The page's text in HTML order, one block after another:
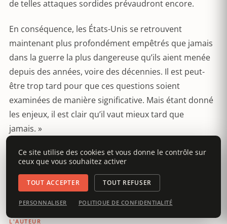
de telles attaques sordides prévaudront encore.
En conséquence, les États-Unis se retrouvent
maintenant plus profondément empêtrés que jamais
dans la guerre la plus dangereuse qu’ils aient menée
depuis des années, voire des décennies. Il est peut-
être trop tard pour que ces questions soient
examinées de manière significative. Mais étant donné
les enjeux, il est clair qu’il vaut mieux tard que
jamais. »
Glenn Greenwald
Traduction :CC
L'AUTEUR
Ce site utilise des cookies et vous donne le contrôle sur
ceux que vous souhaitez activer
TOUT ACCEPTER TOUT REFUSER
PERSONNALISER POLITIQUE DE CONFIDENTIALITÉ